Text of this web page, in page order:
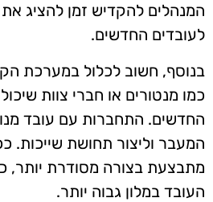
המנהלים להקדיש זמן להציג את
לעובדים החדשים.
בנוסף, חשוב לכלול במערכת
כמו מנטורים או חברי צוות
החדשים. התחברות עם עובד
המעבר וליצור תחושת שייכות.
מתבצעת בצורה מסודרת יותר,
העובד במלון גבוה יותר.